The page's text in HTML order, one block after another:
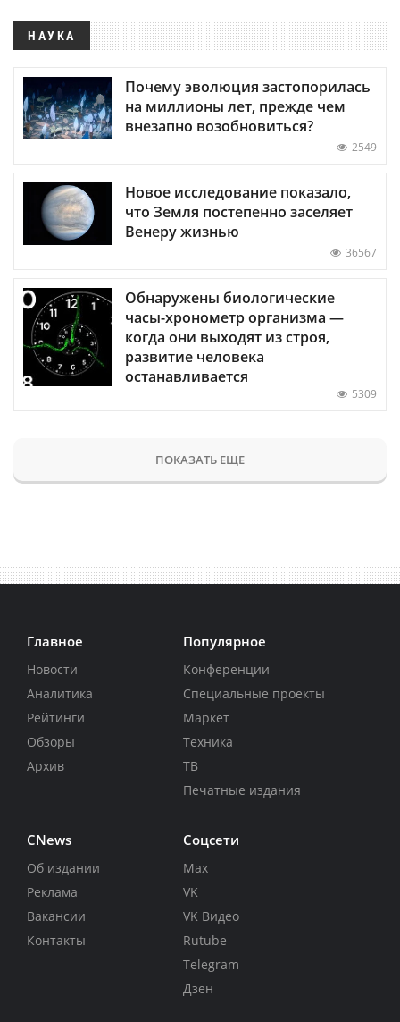
НАУКА
Почему эволюция застопорилась
на миллионы лет, прежде чем
внезапно возобновиться?
2549
Новое исследование показало,
что Земля постепенно заселяет
Венеру жизнью
36567
Обнаружены биологические
часы-хронометр организма —
когда они выходят из строя,
развитие человека
останавливается
5309
ПОКАЗАТЬ ЕЩЕ
Главное
Новости
Аналитика
Рейтинги
Обзоры
Архив
Популярное
Конференции
Специальные проекты
Маркет
Техника
ТВ
Печатные издания
CNews
Об издании
Реклама
Вакансии
Контакты
Соцсети
Max
VK
VK Видео
Rutube
Telegram
Дзен